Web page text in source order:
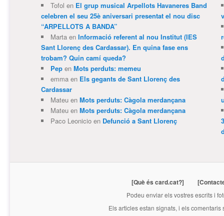
Tofol en El grup musical Arpellots Havaneres Band
celebren el seu 25è aniversari presentat el nou disc
“ARPELLOTS A BANDA”
Martaen Informació referent al nou Institut (IES
Sant Llorenç des Cardassar). En quina fase ens
trobam? Quin camí queda?
Pepen Mots perduts: memeu
emmaen Els gegants de Sant Llorenç des
Cardassar
Mateuen Mots perduts: Càgola merdançana
Mateuen Mots perduts: Càgola merdançana
Paco Leonicioen Defunció a Sant Llorenç
[Què és card.cat?]
Podeu enviar els vostres escrits i
Els articles estan signats, i els